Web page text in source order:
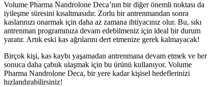
Volume Pharma Nandrolone Deca’nın bir diğer önemli noktası da
iyileşme süresini kısaltmasıdır. Zorlu bir antrenmandan sonra
kaslarınızı onarmak için daha az zamana ihtiyacınız olur. Bu, sıkı
antrenman programınıza devam edebilmeniz için ideal bir durum
yaratır. Artık eski kas ağrılarını dert etmenize gerek kalmayacak!
Birçok kişi, kas kaybı yaşamadan antrenmana devam etmek ve her
sonuca daha çabuk ulaşmak için bu ürünü kullanıyor. Volume
Pharma Nandrolone Deca, bir yere kadar kişisel hedeflerinizi
hızlandırabilirsiniz!